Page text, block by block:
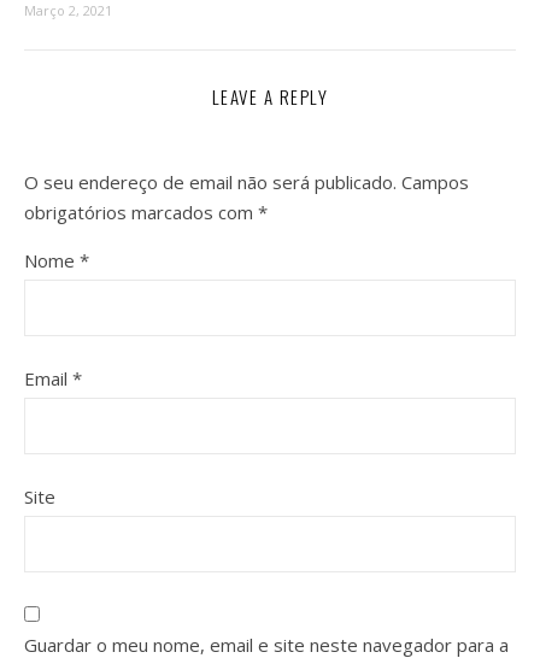
Março 2, 2021
LEAVE A REPLY
O seu endereço de email não será publicado. Campos
obrigatórios marcados com *
Nome *
Email *
Site
Guardar o meu nome, email e site neste navegador para a